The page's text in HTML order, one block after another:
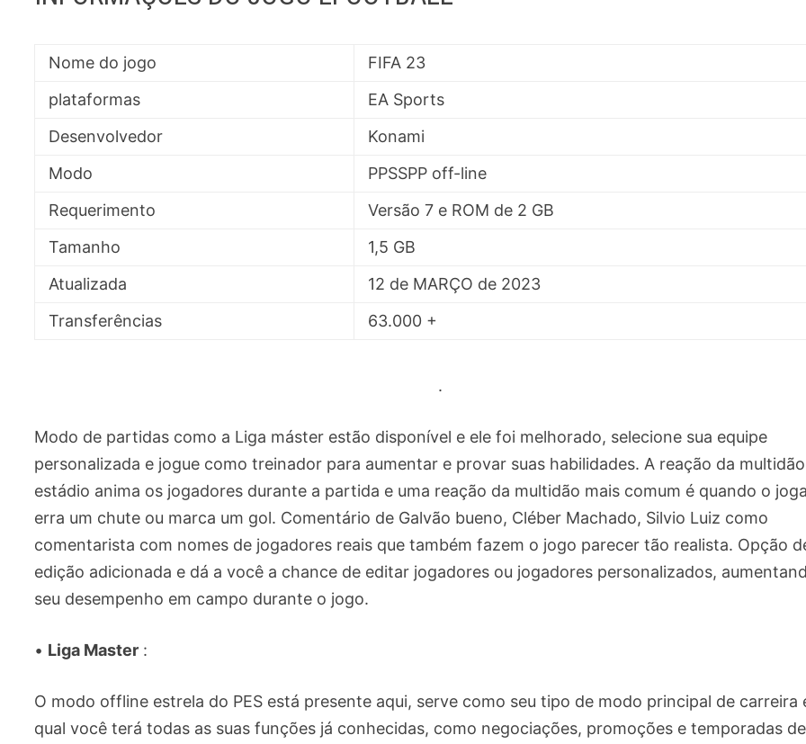
Nome do jogo
FIFA 23
plataformas
EA Sports
Desenvolvedor
Konami
Modo
PPSSPP off-line
Requerimento
Versão 7 e ROM de 2 GB
Tamanho
1,5 GB
Atualizada
12 de MARÇO de 2023
Transferências
63.000 +
.
Modo de partidas como a Liga máster estão disponível e ele foi melhorado, selecione sua equipe
personalizada e jogue como treinador para aumentar e provar suas habilidades. A reação da
estádio anima os jogadores durante a partida e uma reação da multidão mais comum é quando o
erra um chute ou marca um gol. Comentário de Galvão bueno, Cléber Machado, Silvio Luiz como
comentarista com nomes de jogadores reais que também fazem o jogo parecer tão realista. Opção
edição adicionada e dá a você a chance de editar jogadores ou jogadores personalizados,
seu desempenho em campo durante o jogo.
• Liga Master :
O modo offline estrela do PES está presente aqui, serve como seu tipo de modo principal de carreira
qual você terá todas as suas funções já conhecidas, como negociações, promoções e temporadas de